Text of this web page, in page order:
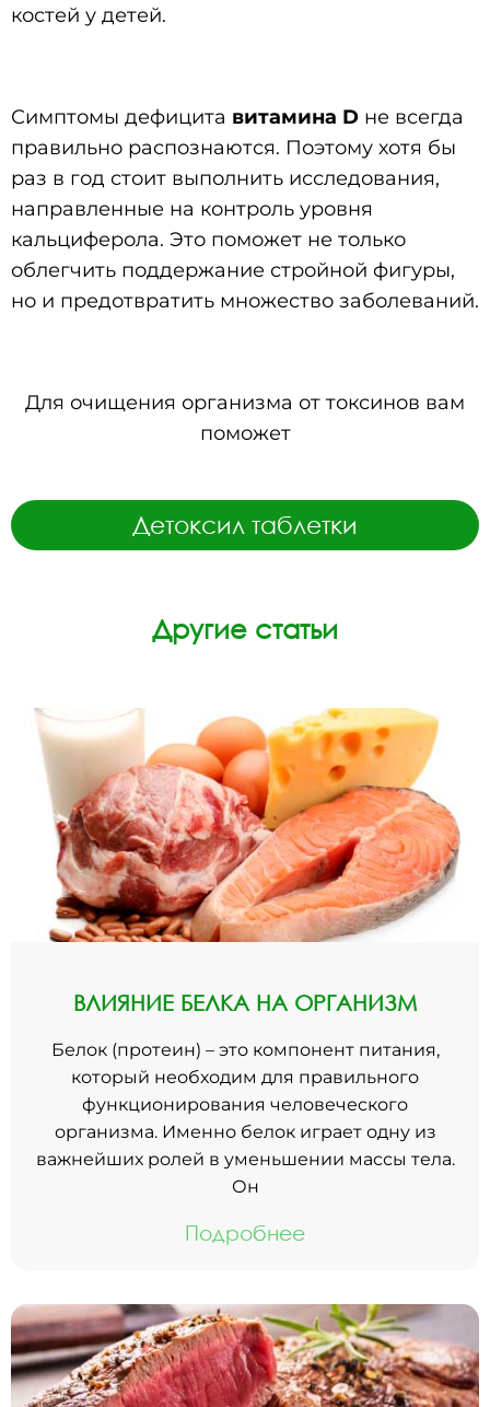
костей у детей.
Симптомы дефицита витамина D не всегда
правильно распознаются. Поэтому хотя бы
раз в год стоит выполнить исследования,
направленные на контроль уровня
кальциферола. Это поможет не только
облегчить поддержание стройной фигуры,
но и предотвратить множество заболеваний.
Для очищения организма от токсинов вам
поможет
Детоксил таблетки
Другие статьи
ВЛИЯНИЕ БЕЛКА НА ОРГАНИЗМ
Белок (протеин) – это компонент питания,
который необходим для правильного
функционирования человеческого
организма. Именно белок играет одну из
важнейших ролей в уменьшении массы тела.
Он
Подробнее